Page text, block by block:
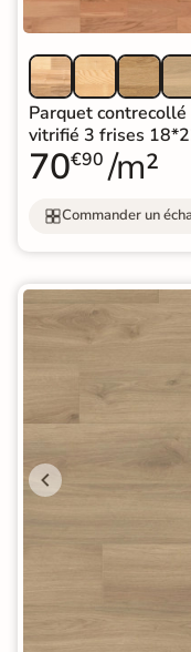
Parquet
vitrifié 3 frises
70€90 /m²
Commander un